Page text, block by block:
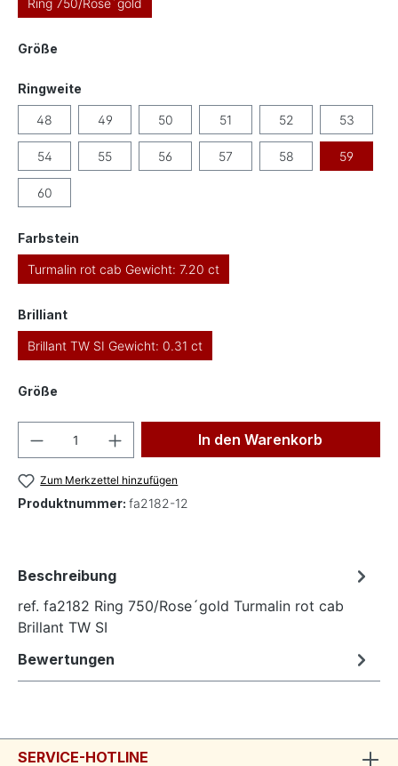
Ring 750/Rose´gold
Größe
Ringweite
48 49 50 51 52 53
54 55 56 57 58 59
60
Farbstein
Turmalin rot cab Gewicht: 7.20 ct
Brilliantauswählen
Brillant TW SI Gewicht: 0.31 ct
Größe
Produkt Anzahl: Gib den gewünschten
In den Warenkorb
Zum Merkzettel hinzufügen
Produktnummer: fa2182-12
Beschreibung
ref. fa2182 Ring 750/Rose´gold Turmalin rot cab
Brillant TW SI
Bewertungen
SERVICE-HOTLINE